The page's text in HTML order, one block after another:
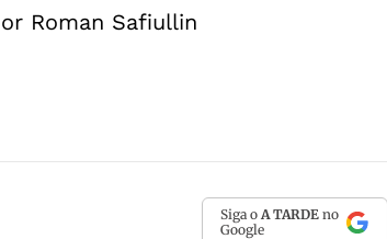
Roman Safiullin
Siga o A TARDE no
Google